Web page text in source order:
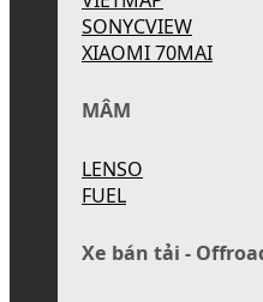
SONYCVIEW
XIAOMI 70MAI
MÂM
LENSO
FUEL
Xe bán tải -